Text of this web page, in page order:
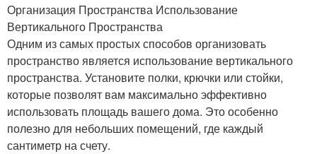
Организация Пространства Использование
Вертикального Пространства
Одним из самых простых способов организовать
пространство является использование вертикального
пространства. Установите полки, крючки или стойки,
которые позволят вам максимально эффективно
использовать площадь вашего дома. Это особенно
полезно для небольших помещений, где каждый
сантиметр на счету.